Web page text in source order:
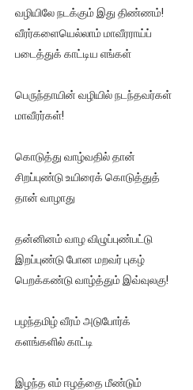
வழியிலே நடக்கும் இது திண்ணம்!
வீரர்களையெல்லாம் மாவீரராய்ப்
படைத்துக் காட்டிய எங்கள்
பெருந்தாயின் வழியில் நடந்தவர்கள்
மாவீரர்கள்!
கொடுத்து வாழ்வதில் தான்
சிறப்புண்டு உயிரைக் கொடுத்துத்
தான் வாழாது
தன்னினம் வாழ விழுப்புண்பட்டு
இறப்புண்டு போன மறவர் புகழ்
பெறக்கண்டு வாழ்த்தும் இவ்வுலகு!
பழந்தமிழ் வீரம் அடுபோர்க்
களங்களில் காட்டி
இழந்த எம் ஈழத்தை மீண்டும்